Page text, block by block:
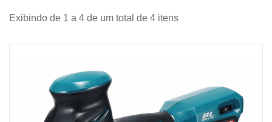
Exibindo de 1 a 4 de um total de 4 itens